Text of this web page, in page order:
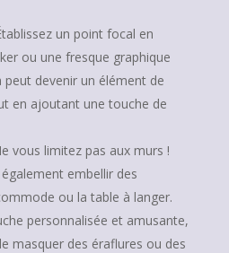
un point focal en
ou une fresque graphique
peut devenir un élément de
en ajoutant une touche de
vous limitez pas aux murs !
embellir des
ou la table à langer.
personnalisée et amusante,
masquer des éraflures ou des